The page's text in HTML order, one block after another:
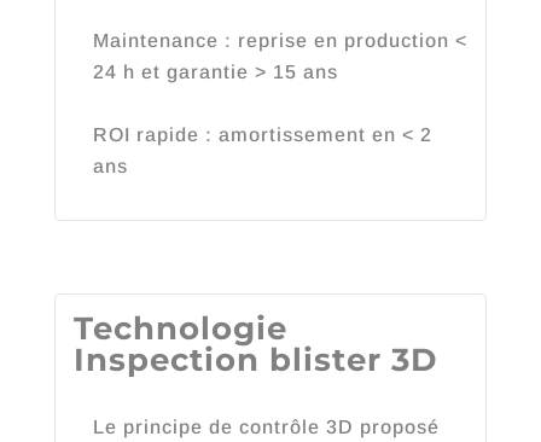
Maintenance : reprise en production <
24 h et garantie > 15 ans
ROI rapide : amortissement en < 2
ans
Technologie
Inspection blister 3D
Le principe de contrôle 3D proposé